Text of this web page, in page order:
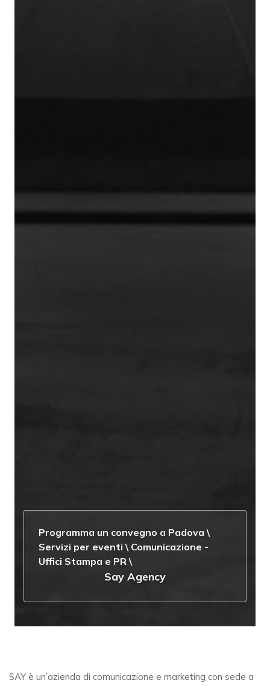
Programma un convegno a Padova \
Servizi per eventi \ Comunicazione -
Uffici Stampa e PR\
Say Agency
SAY è un’azienda di comunicazione e marketing con sede a